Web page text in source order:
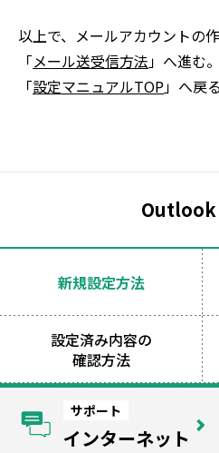
以上で、メールアカウントの
「メール送受信方法 」へ進む。
「設定マニュアルTOP」へ戻る
Outlook
新規設定方法
設定済み内容の
確認方法
サポート
インターネット